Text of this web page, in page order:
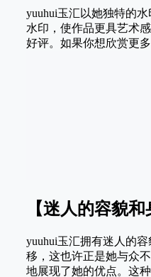
yuuhui玉汇以她独特的
水印，使作品更具艺术
好评。如果你想欣赏更
【迷人的容貌
yuuhui玉汇拥有迷人的
移，这也许正是她与众
地展现了她的优点。这